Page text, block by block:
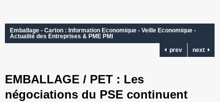
Emballage - Carton : Information Economique - Veille Economique -
Actualité des Entreprises & PME PMI
prev
next
EMBALLAGE / PET : Les
négociations du PSE continuent